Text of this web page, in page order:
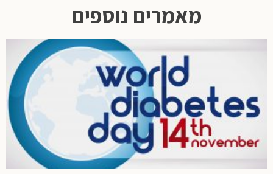
מאמרים נוספים